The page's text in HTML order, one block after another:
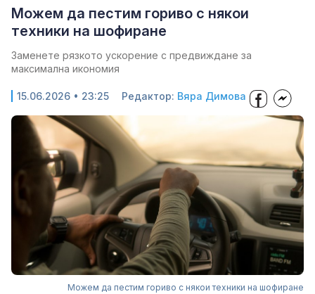
Можем да пестим гориво с някои
техники на шофиране
Заменете рязкото ускорение с предвиждане за
максимална икономия
15.06.2026 • 23:25 Редактор: Вяра Димова
Можем да пестим гориво с някои техники на шофиране